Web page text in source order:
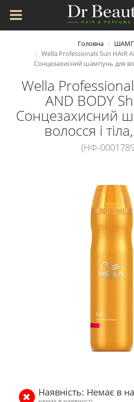
Головна
Wella Professionals Sun HAIR
Сонцезахисний шампунь для
Wella
AND BODY
Сонцезахисний
волосся і
(НФ-
Наявність: Немає в